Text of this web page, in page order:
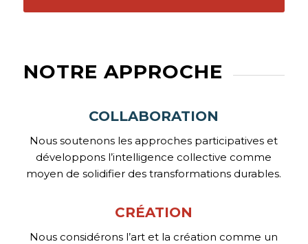
NOTRE APPROCHE
COLLABORATION
Nous soutenons les approches participatives et
développons l’intelligence collective comme
moyen de solidifier des transformations durables.
CRÉATION
Nous considérons l’art et la création comme un